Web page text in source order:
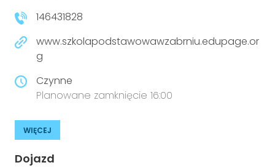
146431828
www.szkolapodstawowawzabrniu.edupage.or
g
Czynne
Planowane zamknięcie 16:00
WIĘCEJ
Dojazd